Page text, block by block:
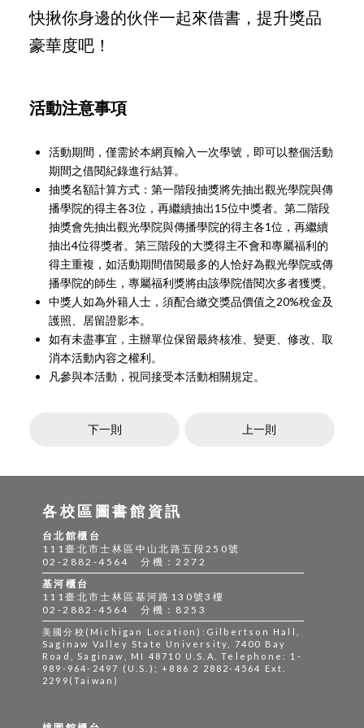
快揪你身邊的伙伴一起來借書，提升獎品
豪華度吧！
活動注意事項
活動期間，僅需於本網頁輸入一次學號，即可以整個活動
期間之借閱紀錄進行結算。
抽獎名額計算方式：第一階段抽獎將先抽出觀光學院與傳
播學院的得主各3位，再繼續抽出15位中獎者。第二階段
抽獎會先抽出觀光學院與傳播學院的得主各1位，再繼續
抽出4位得獎者。第三階段的大獎得主不會和專屬福利的
得主重複，如活動期間借閱最多的人恰好為觀光學院或傳
播學院的師生，專屬福利獎將由該學院借閱次多者獲獎。
中獎人如為外籍人士，須配合繳交獎品價值之20%稅金及
護照、居留證影本。
如有未盡事宜，主辦單位保留最終核准、變更、修改、取
消本活動內容之權利。
凡參與本活動，視同接受本活動相關規定。
下一則 上一則
各校區圖書館資訊
台北館櫃台
111臺北市士林區中山北路五段250號
02-2882-4564 分機：2272
基河櫃台
111臺北市士林區基河路130號3樓
02-2882-4564 分機：8253
美國分校(Michigan Location):Gilbertson Hall,
Saginaw Valley State University, 7400 Bay
Road, Saginaw, MI 48710 U.S.A. Telephone: 1-
989-964-2497 (U.S.); +886 2 2882-4564 Ext.
2299(Taiwan)